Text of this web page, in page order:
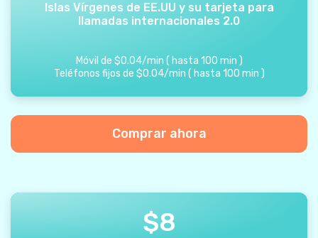
Islas Vírgenes de EE.UU y su tarjeta para
llamadas internacionales 2.0
Móvil de $0.04/min ( hasta 100 min )
Teléfonos fijos de $0.04/min ( hasta 100 min )
Comprar ahora
$8